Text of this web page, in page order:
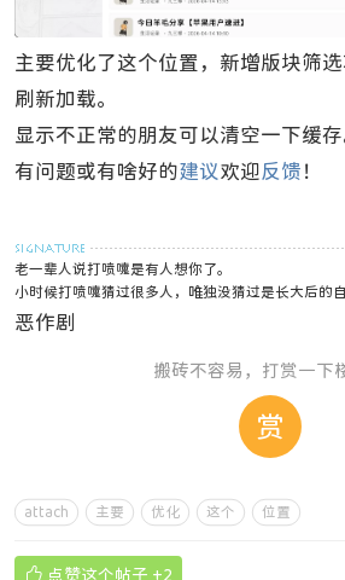
主要优化了这个位置，新增版块筛
刷新加载。
显示不正常的朋友可以清空一下缓存
有问题或有啥好的建议欢迎反馈 ！
老一辈人说打喷嚏是有人想你了。
小时候打喷嚏猜过很多人，唯独没猜过是长大后的自
恶作剧
搬砖不容易，打赏一下
赏
attach 主要 优化 这个 位置
 点赞这个帖子 +2